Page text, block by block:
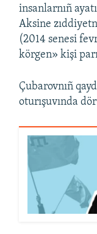
insanlarnıñ
Aksine
(2014 senesi
körgen» kişi
Çubarovnıñ
oturışuvında